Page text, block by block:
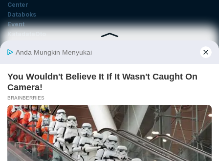
Center
Databoks
Event
KatadataOto
Email
Daftar
Tentang Katadata Advertising Karier
Pedoman Media Siber
Kebijakan Privasi
Disclaimer Hubungi Kami